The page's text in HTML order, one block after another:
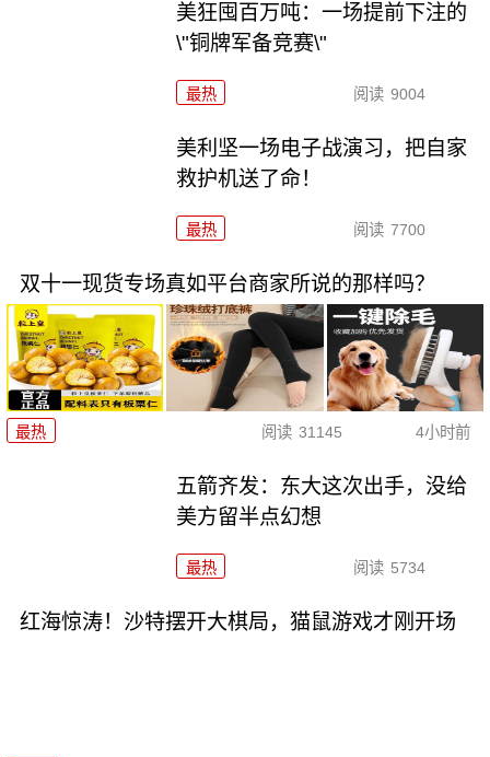
美狂囤百万吨：一场提前下注的
\"铜牌军备竞赛\"
最热 阅读 9004
美利坚一场电子战演习，把自家
救护机送了命！
最热 阅读 7700
双十一现货专场真如平台商家所说的那样吗？
最热 阅读 31145 4小时前
五箭齐发：东大这次出手，没给
美方留半点幻想
最热 阅读 5734
红海惊涛！沙特摆开大棋局，猫鼠游戏才刚开场